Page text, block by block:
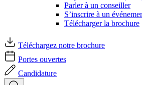
Parler à un conseiller
S’inscrire à un
Télécharger la brochure
Téléchargez notre brochure
Portes ouvertes
Candidature